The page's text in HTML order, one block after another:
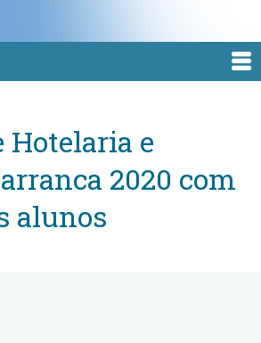
Hotelaria e
2020 com
alunos